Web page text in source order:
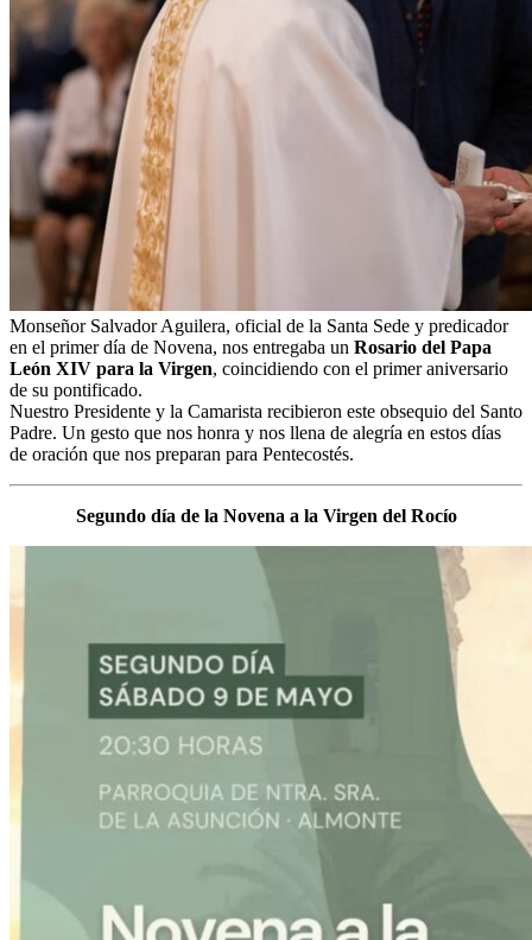
Monseñor Salvador Aguilera, oficial de la Santa Sede y predicador
en el primer día de Novena, nos entregaba un Rosario del Papa
León XIV para la Virgen, coincidiendo con el primer aniversario
de su pontificado.
Nuestro Presidente y la Camarista recibieron este obsequio del Santo
Padre. Un gesto que nos honra y nos llena de alegría en estos días
de oración que nos preparan para Pentecostés.
Segundo día de la Novena a la Virgen del Rocío